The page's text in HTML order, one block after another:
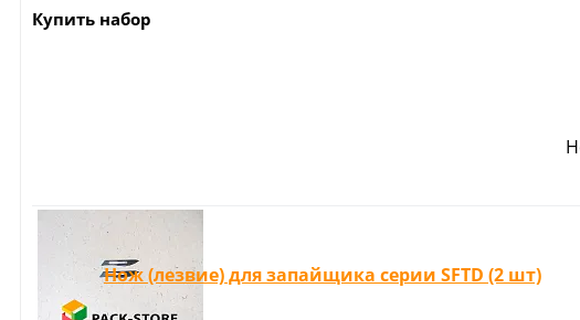
Купить набор
Нож (лезвие) для запайщика серии SFTD (2 шт)